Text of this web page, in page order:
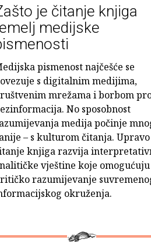
je čitanje knjiga
medijske
pismenost najčešće se
s digitalnim medijima,
mrežama i borbom
No sposobnost
medija počinje
– s kulturom čitanja. Upravo
knjiga razvija
vještine koje omogućuju
razumijevanje
okruženja.